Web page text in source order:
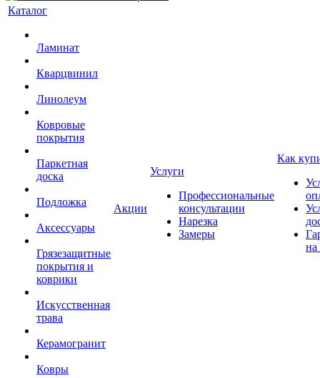
Каталог
Ламинат
Кварцвинил
Линолеум
Ковровые
покрытия
Паркетная
доска
Подложка
Аксессуары
Грязезащитные
покрытия и
коврики
Искусственная
трава
Керамогранит
Ковры
Акции
Услуги
Профессиональные
консультации
Нарезка
Замеры
Как
на